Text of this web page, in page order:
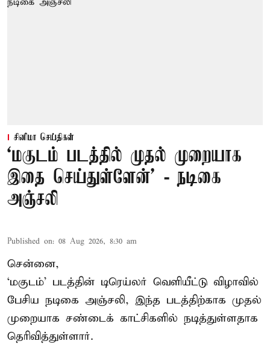
சினிமா செய்திகள்
‘மகுடம் படத்தில் முதல் முறையாக
இதை செய்துள்ளேன்’ - நடிகை
அஞ்சலி
Published on: 08 Aug 2026, 8:30 am
சென்னை,
‘மகுடம்’ படத்தின் டிரெய்லர் வெளியீட்டு விழாவில்
பேசிய நடிகை அஞ்சலி, இந்த படத்திற்காக முதல்
முறையாக சண்டைக் காட்சிகளில் நடித்துள்ளதாக
தெரிவித்துள்ளார்.